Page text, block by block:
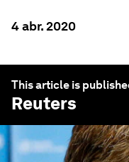
4 abr. 2020
This article is
Reuters